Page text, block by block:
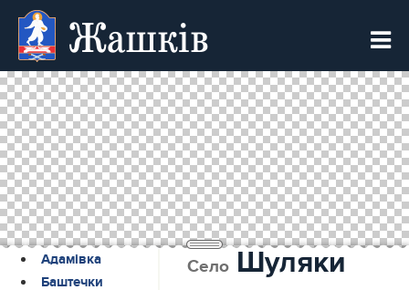
Жашків
Адамівка
Баштечки
Село Шуляки